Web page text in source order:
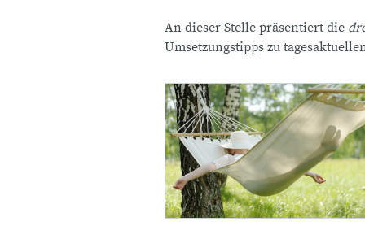
An dieser Stelle präsentiert die
Umsetzungstipps zu